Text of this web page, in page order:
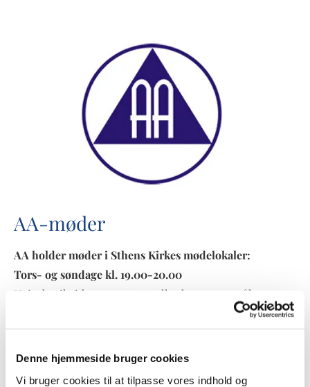
Denne hjemmeside bruger cookies
Vi bruger cookies til at tilpasse vores indhold og
AA-møder
AA holder møder i Sthens Kirkes mødelokaler:
Tors- og søndage kl. 19.00-20.00
Hvis du vil vide mere om AA eller har spørgsmål om
alkoholisme, er du velkommen til at kontakte AA
Danmark.
Hjemmesiden hedder
www.anonyme-alkoholikere.dk